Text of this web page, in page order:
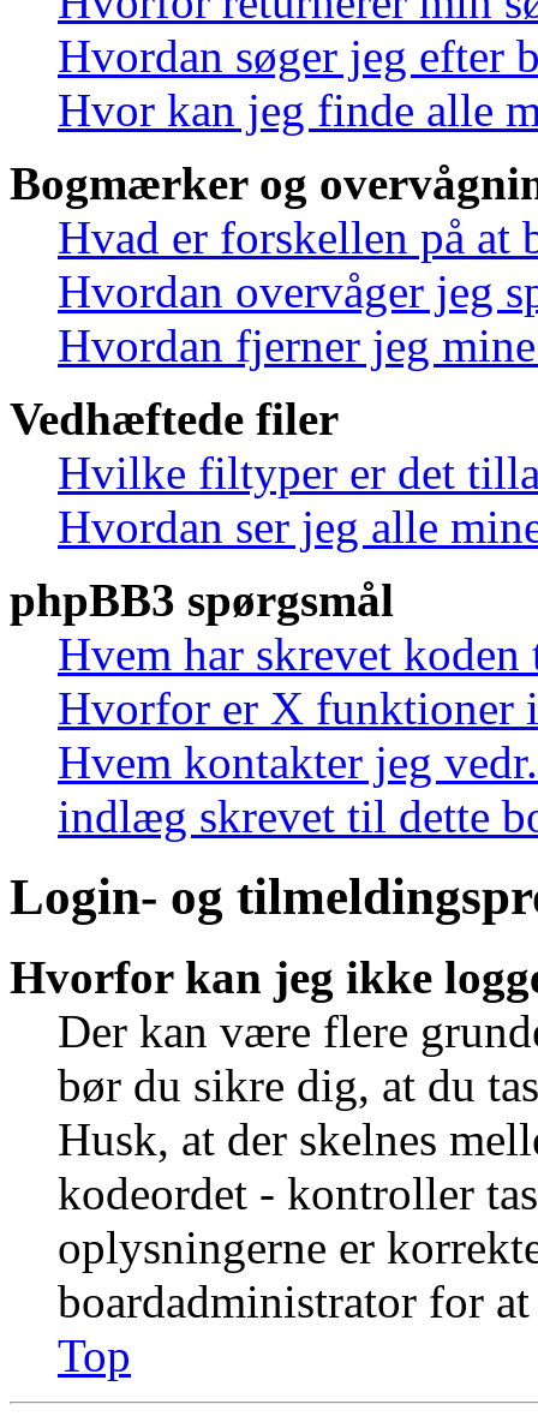
Hvordan søger jeg efter
Hvor kan jeg finde alle
Bogmærker og
Hvad er forskellen på at
Hvordan overvåger jeg
Hvordan fjerner jeg
Vedhæftede filer
Hvilke filtyper er det
Hvordan ser jeg alle
phpBB3 spørgsmål
Hvem har skrevet koden
Hvorfor er X funktioner
Hvem kontakter jeg
indlæg skrevet til dette
Login- og
Hvorfor kan jeg ikke
Der kan være flere
bør du sikre dig, at du
Husk, at der skelnes
kodeordet - kontroller
oplysningerne er
boardadministrator for
Top